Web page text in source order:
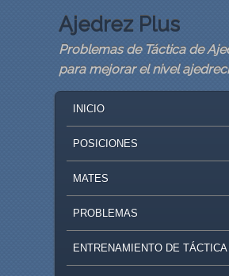
Ajedrez Plus
Problemas de Táctica de
para mejorar el nivel
SKIP TO PRIMARY CONTENT
SKIP TO SECONDARY
INICIO
POSICIONES
MATES
PROBLEMAS
ENTRENAMIENTO DE TÁCTICA